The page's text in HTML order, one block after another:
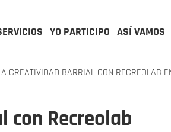
YO PARTICIPO ASÍ VAMOS
CREATIVIDAD BARRIAL CON RECREOLAB
Recreolab